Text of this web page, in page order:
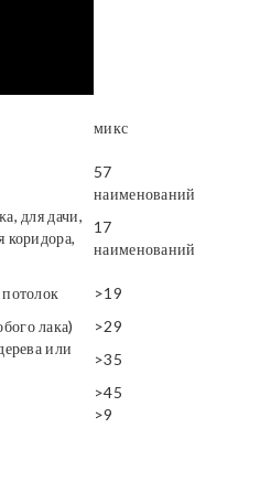
микс
57
наименований
для дачи,
коридора,
17
наименований
>19
лака)
>29
или
>35
>45
>9